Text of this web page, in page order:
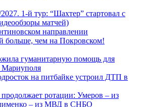
1-й тур: “Шахтер” стартовал с
матчей)
направлении
больше, чем на Покровском!
гуманитарную помощь для
Мариуполя
на питбайке устроил ДТП в
ротации: Умеров – из
– из МВД в СНБО